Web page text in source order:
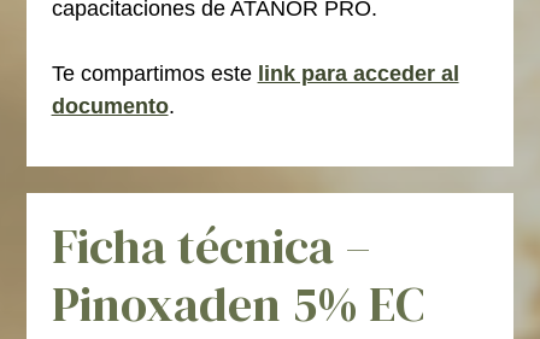
capacitaciones de ATANOR PRO.
Te compartimos este link para acceder al
documento.
Ficha técnica –
Pinoxaden 5% EC